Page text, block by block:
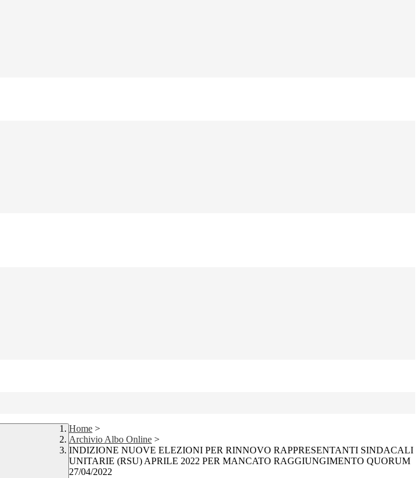
Home >
Archivio Albo Online >
INDIZIONE NUOVE ELEZIONI PER RINNOVO RAPPRESENTANTI SINDACALI
UNITARIE (RSU) APRILE 2022 PER MANCATO RAGGIUNGIMENTO QUORUM
27/04/2022